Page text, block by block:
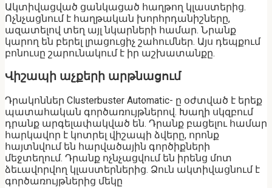
Ակտիվացված ցանկացած հաղթող կլաստերից.
Ոչնչացնում է հաղթական խորհրդանիշները,
ազատելով տեղ այլ նկարների համար. Նրանք
կարող են բերել լրացուցիչ շահումներ. Այս դեպքում
բոնուսը շարունակում է իր աշխատանքը.
Վիշապի աչքերի արթնացում
Դրակոններ Clusterbuster Automatic- ը օժտված է երեք
պատահական գործառույթներով. Խաղի սկզբում
դրանք արգելափակված են. Դրանք բացելու համար
հարկավոր է կոտրել վիշապի ձվերը, որոնք
հայտնվում են հարվածային գործիքների
մեջտեղում. Դրանք ոչնչացվում են իրենց մոտ
ձեւավորվող կլաստերներից. Ձուն ակտիվացնում է
գործառույթներից մեկը